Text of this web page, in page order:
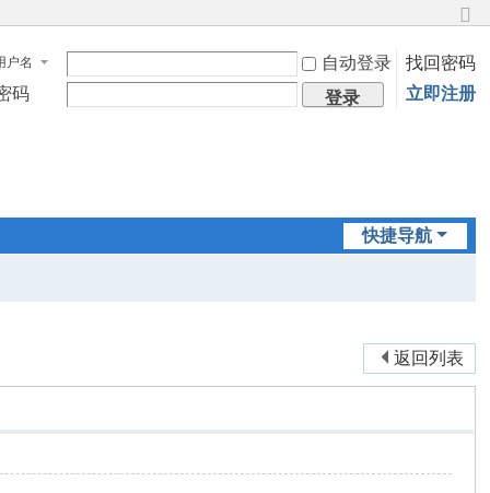
换
到
窄
户名 自动登录
找回密码
码
登录 立即注册
快捷导航
返回列表